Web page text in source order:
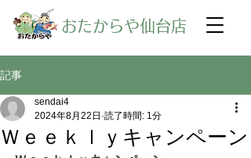
​おたからや仙台店
記事
Ｗｅｅｋｌｙキャンペーン
sendai4
2024年8月22日 読了時間: 1分